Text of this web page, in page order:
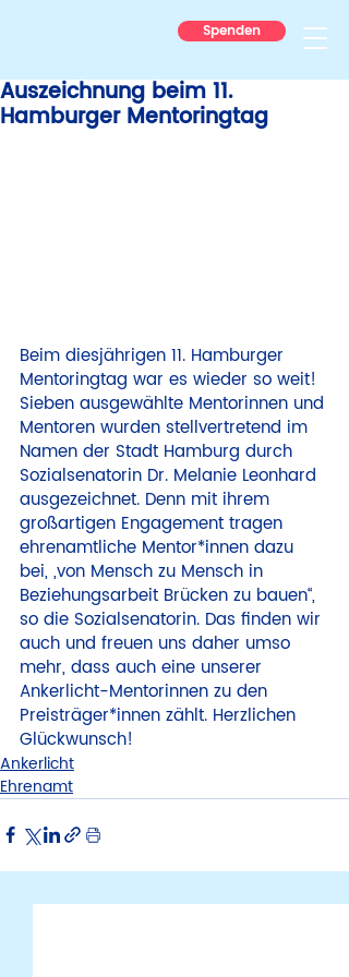
Spenden
Auszeichnung beim 11.
Hamburger Mentoringtag
Beim diesjährigen 11. Hamburger
Mentoringtag war es wieder so weit!
Sieben ausgewählte Mentorinnen und
Mentoren wurden stellvertretend im
Namen der Stadt Hamburg durch
Sozialsenatorin Dr. Melanie Leonhard
ausgezeichnet. Denn mit ihrem
großartigen Engagement tragen
ehrenamtliche Mentor*innen dazu
bei, „von Mensch zu Mensch in
Beziehungsarbeit Brücken zu bauen“,
so die Sozialsenatorin. Das finden wir
auch und freuen uns daher umso
mehr, dass auch eine unserer
Ankerlicht-Mentorinnen zu den
Preisträger*innen zählt. Herzlichen
Glückwunsch!
Ankerlicht
Ehrenamt